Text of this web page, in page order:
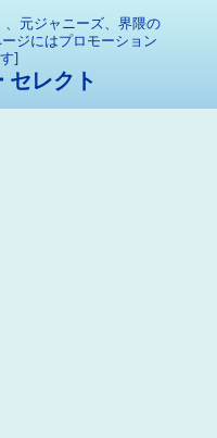
、元ジャニーズ、界隈の
ジにはプロモーション
]
セレクト